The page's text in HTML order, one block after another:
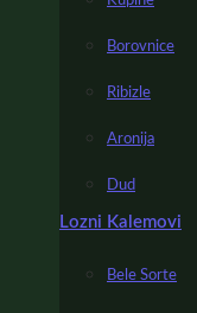
Borovnice
Ribizle
Aronija
Dud
Lozni Kalemovi
Bele Sorte